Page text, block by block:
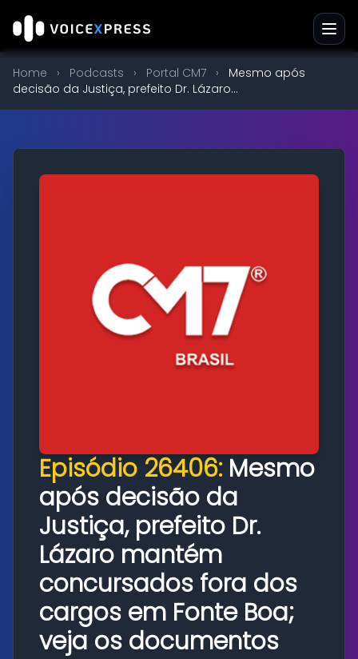
Home › Podcasts › Portal CM7 ›
Mesmo após
decisão da Justiça, prefeito Dr. Lázaro...
Episódio 26406: Mesmo
após decisão da
Justiça, prefeito Dr.
Lázaro mantém
concursados fora dos
cargos em Fonte Boa;
veja os documentos